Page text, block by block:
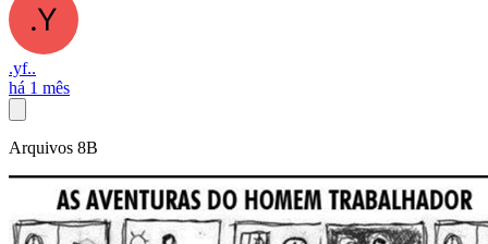
.yf..
há 1 mês
Arquivos 8B